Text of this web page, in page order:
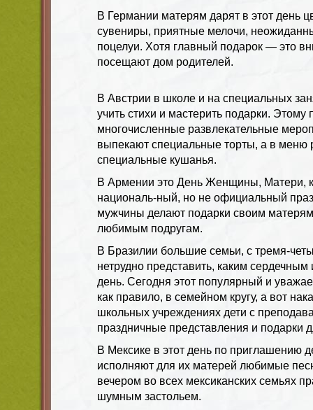
В Германии матерям дарят в этот день
сувениры, приятные мелочи,
поцелуи. Хотя главный подарок — это
посещают дом родителей.
В Австрии в школе и на специальных
учить стихи и мастерить подарки.
многочисленные развлекательные
выпекают специальные торты, а в меню
специальные кушанья.
В Армении это День Женщины, Матери,
националь-ный, но не официальный
мужчины делают подарки своим
любимым подругам.
В Бразилии большие семьи, с тремя-
нетрудно представить, каким
день. Сегодня этот популярный и
как правило, в семейном кругу, а вот
школьных учреждениях дети с
праздничные представления и подарки
В Мексике в этот день по приглашению
исполняют для их матерей любимые
вечером во всех мексиканских семьях
шумным застольем.